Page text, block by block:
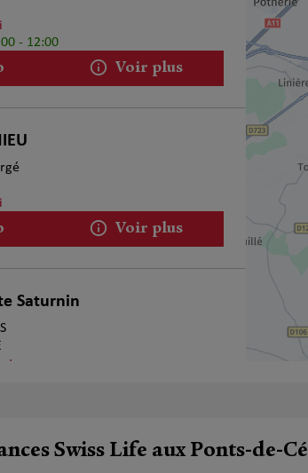
- 12:00
Voir plus
Voir plus
Saturnin
Swiss Life aux Ponts-de-Cé